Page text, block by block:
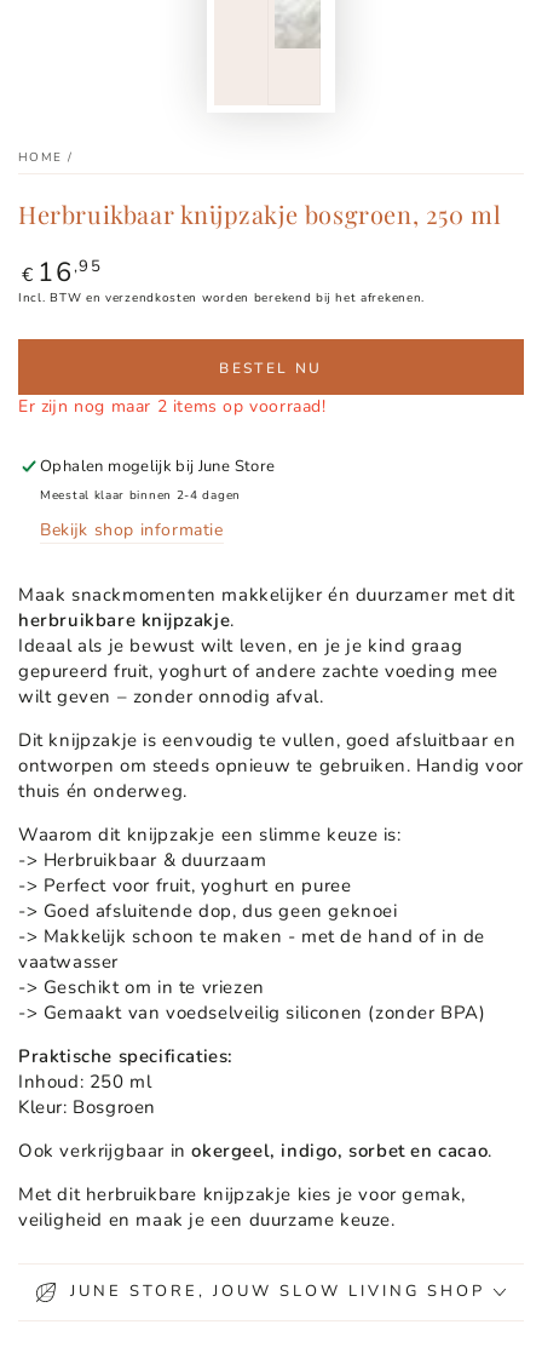
HOME /
Herbruikbaar knijpzakje bosgroen, 250 ml
Normale
prijs
€ 16 ,95
Incl. BTW en verzendkosten worden berekend bij het afrekenen.
BESTEL NU
Er zijn nog maar 2 items op voorraad!
Ophalen mogelijk bij June Store
Meestal klaar binnen 2-4 dagen
Bekijk shop informatie
Maak snackmomenten makkelijker én duurzamer met dit
herbruikbare knijpzakje.
Ideaal als je bewust wilt leven, en je je kind graag
gepureerd fruit, yoghurt of andere zachte voeding mee
wilt geven – zonder onnodig afval.
Dit knijpzakje is eenvoudig te vullen, goed afsluitbaar en
ontworpen om steeds opnieuw te gebruiken. Handig voor
thuis én onderweg.
Waarom dit knijpzakje een slimme keuze is:
-> Herbruikbaar & duurzaam
-> Perfect voor fruit, yoghurt en puree
-> Goed afsluitende dop, dus geen geknoei
-> Makkelijk schoon te maken - met de hand of in de
vaatwasser
-> Geschikt om in te vriezen
-> Gemaakt van voedselveilig siliconen (zonder BPA)
Praktische specificaties:
Inhoud: 250 ml
Kleur: Bosgroen
Ook verkrijgbaar inokergeel, indigo, sorbet en cacao.
Met dit herbruikbare knijpzakje kies je voor gemak,
veiligheid en maak je een duurzame keuze.
JUNE STORE, JOUW SLOW LIVING SHOP